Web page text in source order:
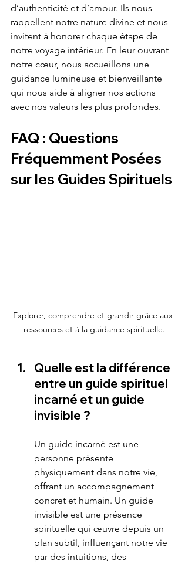
d’authenticité et d’amour. Ils nous
rappellent notre nature divine et nous
invitent à honorer chaque étape de
notre voyage intérieur. En leur ouvrant
notre cœur, nous accueillons une
guidance lumineuse et bienveillante
qui nous aide à aligner nos actions
avec nos valeurs les plus profondes.
FAQ : Questions
Fréquemment Posées
sur les Guides Spirituels
Explorer, comprendre et grandir grâce aux
ressources et à la guidance spirituelle.
Quelle est la différence
entre un guide spirituel
incarné et un guide
invisible ?
Un guide incarné est une
personne présente
physiquement dans notre vie,
offrant un accompagnement
concret et humain. Un guide
invisible est une présence
spirituelle qui œuvre depuis un
plan subtil, influençant notre vie
par des intuitions, des